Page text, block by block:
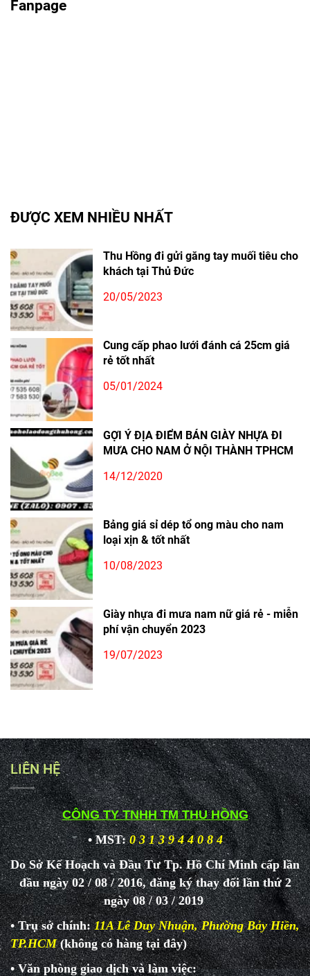
Fanpage
ĐƯỢC XEM NHIỀU NHẤT
Thu Hồng đi gửi găng tay muối tiêu cho
khách tại Thủ Đức
20/05/2023
Cung cấp phao lưới đánh cá 25cm giá
rẻ tốt nhất
05/01/2024
GỢI Ý ĐỊA ĐIỂM BÁN GIÀY NHỰA ĐI
MƯA CHO NAM Ở NỘI THÀNH TPHCM
14/12/2020
Bảng giá sỉ dép tổ ong màu cho nam
loại xịn & tốt nhất
10/08/2023
Giày nhựa đi mưa nam nữ giá rẻ - miễn
phí vận chuyển 2023
19/07/2023
LIÊN HỆ
CÔNG TY TNHH TM THU HỒNG
• MST: 0 3 1 3 9 4 4 0 8 4
Do Sở Kế Hoạch và Đầu Tư Tp. Hồ Chí Minh cấp lần
đầu ngày 02 / 08 / 2016, đăng ký thay đổi lần thứ 2
ngày 08 / 03 / 2019
• Trụ sở chính:11A Lê Duy Nhuận, Phường Bảy Hiền,
TP.HCM (không có hàng tại đây)
• Văn phòng giao dịch và làmviệc: